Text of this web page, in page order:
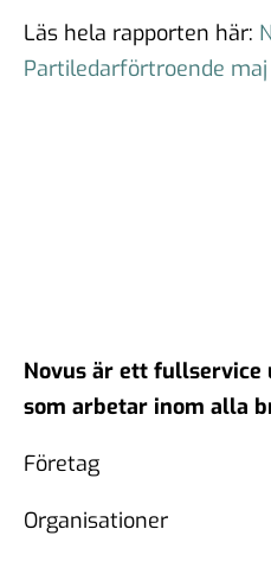
Läs hela rapporten här:
Partiledarförtroende
Novus är ett fullservice
som arbetar inom alla
Företag
Organisationer